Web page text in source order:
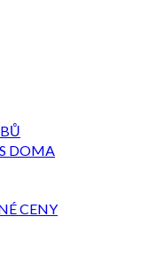
DOMA
CENY